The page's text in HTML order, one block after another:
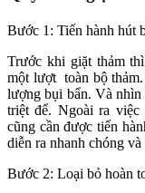
Bước 1: Tiến hành hút
Trước khi giặt thảm
một lượt toàn bộ
lượng bụi bẩn. Và nhìn
triệt để. Ngoài ra việc
cũng cần được tiến
diễn ra nhanh chóng
Bước 2: Loại bỏ hoàn